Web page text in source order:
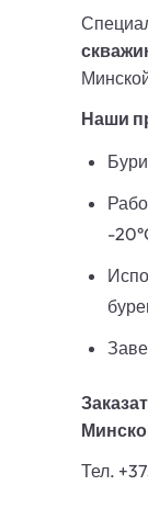
Наши
-
Тел.